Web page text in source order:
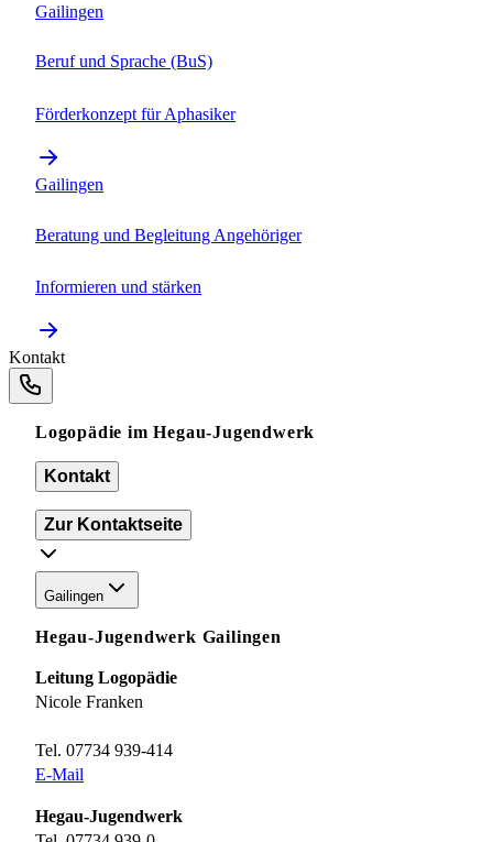
Gailingen
Beruf und Sprache (BuS)
Förderkonzept für Aphasiker
Gailingen
Beratung und Begleitung Angehöriger
Informieren und stärken
Kontakt
Logopädie im Hegau-Jugendwerk
Kontakt
Zur Kontaktseite
Gailingen
Hegau-Jugendwerk Gailingen
Leitung Logopädie
Nicole Franken
Tel. 07734 939-414
E-Mail
Hegau-Jugendwerk